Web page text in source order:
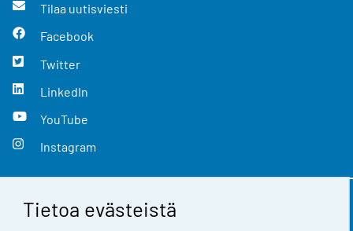
Tietoa evästeistä
Tilaa uutisviesti
Facebook
Twitter
LinkedIn
YouTube
Instagram
Yhteystiedot